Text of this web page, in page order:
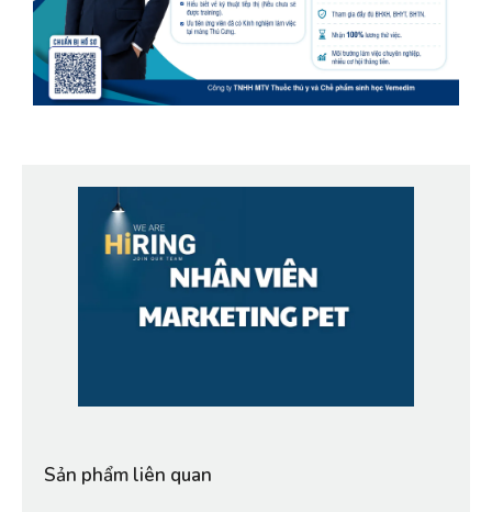
Sản phẩm liên quan